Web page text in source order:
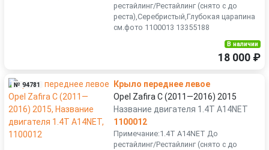
рестайлинг/Рестайлинг (снято с до
реста),Серебристый,Глубокая царапина
см.фото 1100013 13355188
В наличии
18 000 ₽
№ 94781
Крыло переднее левое
Opel Zafira C (2011—2016) 2015
Название двигателя 1.4T A14NET
1100012
Примечание:1.4T A14NET До
рестайлинг/Рестайлинг (снято с до